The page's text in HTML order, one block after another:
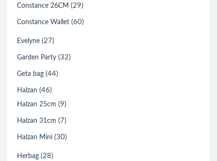
Constance 26CM (29)
Constance Wallet (60)
Evelyne (27)
Garden Party (32)
Geta bag (44)
Halzan (46)
Halzan 25cm (9)
Halzan 31cm (7)
Halzan Mini (30)
Herbag (28)